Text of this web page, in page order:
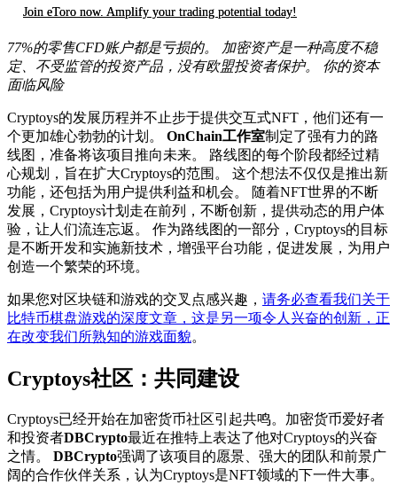
Join eToro now. Amplify your trading potential today!
77%的零售CFD账户都是亏损的。 加密资产是一种高度不稳
定、不受监管的投资产品，没有欧盟投资者保护。 你的资本
面临风险
Cryptoys的发展历程并不止步于提供交互式NFT，他们还有一
个更加雄心勃勃的计划。 OnChain工作室制定了强有力的路
线图，准备将该项目推向未来。 路线图的每个阶段都经过精
心规划，旨在扩大Cryptoys的范围。 这个想法不仅仅是推出新
功能，还包括为用户提供利益和机会。 随着NFT世界的不断
发展，Cryptoys计划走在前列，不断创新，提供动态的用户体
验，让人们流连忘返。 作为路线图的一部分，Cryptoys的目标
是不断开发和实施新技术，增强平台功能，促进发展，为用户
创造一个繁荣的环境。
如果您对区块链和游戏的交叉点感兴趣， 请务必查看我们关于
比特币棋盘游戏的深度文章，这是另一项令人兴奋的创新，正
在改变我们所熟知的游戏面貌。
Cryptoys社区：共同建设
Cryptoys已经开始在加密货币社区引起共鸣。加密货币爱好者
和投资者DBCrypto最近在推特上表达了他对Cryptoys的兴奋
之情。 DBCrypto强调了该项目的愿景、强大的团队和前景广
阔的合作伙伴关系，认为Cryptoys是NFT领域的下一件大事。